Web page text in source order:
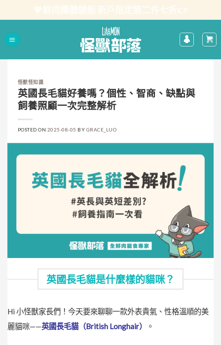
怪獸怪知識
英國長毛貓好養嗎？個性、智商、缺點與
飼養照顧一次完整解析
POSTED ON 2025-08-05 BY GRACE_LUO
英國長毛貓是什麼樣的貓咪？
Hi 小怪獸家長們！今天要來聊聊一款外表貴氣、性格溫順的美
麗貓咪——英國長毛貓（British Longhair） 。